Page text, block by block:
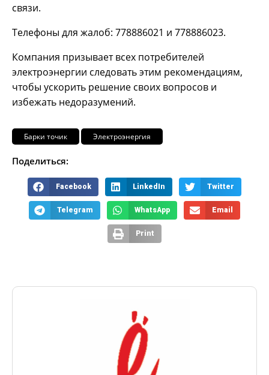
связи.
Телефоны для жалоб: 778886021 и 778886023.
Компания призывает всех потребителей
электроэнергии следовать этим рекомендациям,
чтобы ускорить решение своих вопросов и
избежать недоразумений.
Барки точик Электроэнергия
Поделиться:
Facebook LinkedIn Twitter
Telegram WhatsApp Email
Print